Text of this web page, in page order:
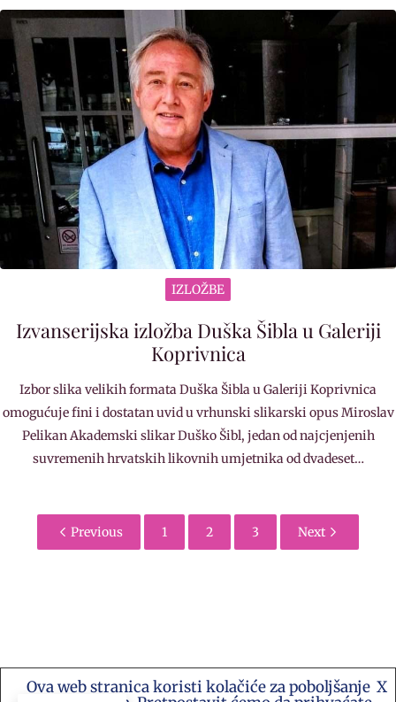
IZLOŽBE
Izvanserijska izložba Duška Šibla u Galeriji
Koprivnica
Izbor slika velikih formata Duška Šibla u Galeriji Koprivnica
omogućuje fini i dostatan uvid u vrhunski slikarski opus Miroslav
Pelikan Akademski slikar Duško Šibl, jedan od najcjenjenih
suvremenih hrvatskih likovnih umjetnika od dvadeset…
Previous 1 2 3 Next
Kontakt e-mail: akademija.art@gmail.com •
Ova web stranica koristi kolačiće za poboljšanje X